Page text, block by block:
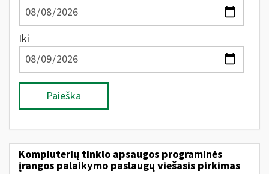
Iki
Paieška
Kompiuterių tinklo apsaugos programinės
įrangos palaikymo paslaugų viešasis pirkimas